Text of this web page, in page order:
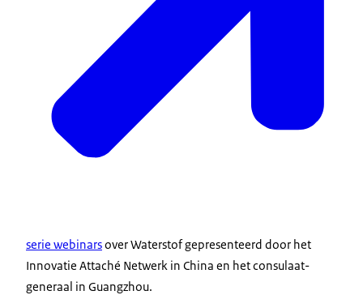
serie webinarsover Waterstof gepresenteerd door het
Innovatie Attaché Netwerk in China en het consulaat-
generaal in Guangzhou.